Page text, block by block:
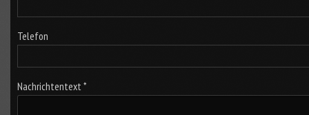
Telefon
Nachrichtentext *